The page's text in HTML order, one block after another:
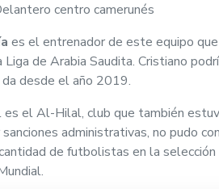
centro camerunés
es el entrenador de este equipo
Liga de Arabia Saudita. Cristiano
desde el año 2019.
es el Al-Hilal, club que también
administrativas, no pudo
de futbolistas en la